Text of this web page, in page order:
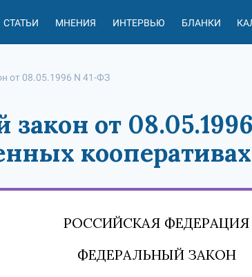
СТАТЬИ МНЕНИЯ ИНТЕРВЬЮ БЛАНКИ
от 08.05.1996 N 41-ФЗ
от
РОССИЙСКАЯ ФЕДЕРАЦИЯ
ФЕДЕРАЛЬНЫЙ ЗАКОН